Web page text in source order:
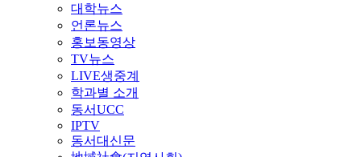
대학뉴스
언론뉴스
홍보동영상
TV뉴스
LIVE생중계
학과별 소개
동서UCC
IPTV
동서대신문